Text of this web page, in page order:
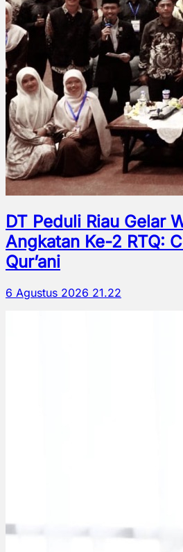
DT Peduli Riau Gelar
Angkatan Ke-2 RTQ:
Qur’ani
6 Agustus 2026 21.22